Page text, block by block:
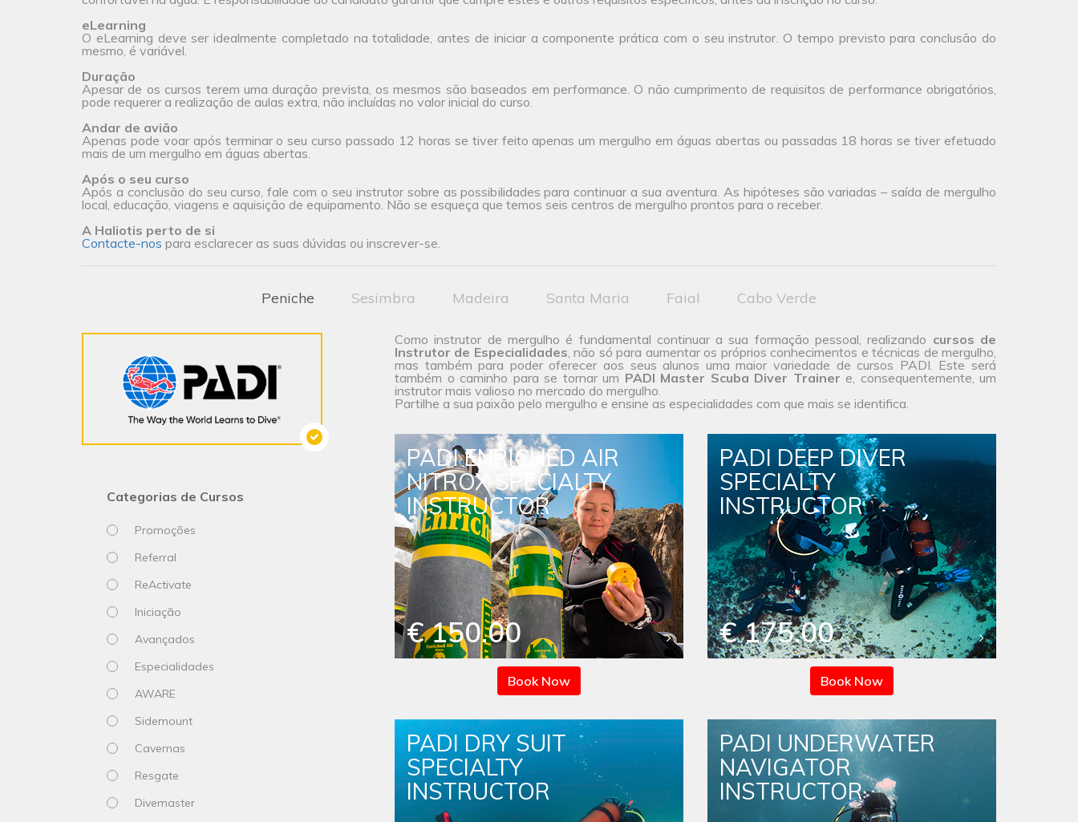
eLearning
O eLearning deve ser idealmente completado na totalidade, antes de iniciar a componente prática com o seu instrutor. O tempo previsto para conclusão do
mesmo, é variável.
Duração
Apesar de os cursos terem uma duração prevista, os mesmos são baseados em performance. O não cumprimento de requisitos de performance obrigatórios,
pode requerer a realização de aulas extra, não incluídas no valor inicial do curso.
Andar de avião
Apenas pode voar após terminar o seu curso passado 12 horas se tiver feito apenas um mergulho em águas abertas ou passadas 18 horas se tiver efetuado
mais de um mergulho em águas abertas.
Após o seu curso
Após a conclusão do seu curso, fale com o seu instrutor sobre as possibilidades para continuar a sua aventura. As hipóteses são variadas – saída de mergulho
local, educação, viagens e aquisição de equipamento. Não se esqueça que temos seis centros de mergulho prontos para o receber.
A Haliotis perto de si
Contacte-nos para esclarecer as suas dúvidas ou inscrever-se.
Peniche Sesimbra Madeira Santa Maria Faial Cabo Verde
Categorias de Cursos
Promoções
Referral
ReActivate
Iniciação
Avançados
Especialidades
AWARE
Sidemount
Cavernas
Resgate
Divemaster
Como instrutor de mergulho é fundamental continuar a sua formação pessoal, realizando cursos de
Instrutor de Especialidades, não só para aumentar os próprios conhecimentos e técnicas de mergulho,
mas também para poder oferecer aos seus alunos uma maior variedade de cursos PADI. Este será
também o caminho para se tornar um PADI Master Scuba Diver Trainer e, consequentemente, um
instrutor mais valioso no mercado do mergulho.
Partilhe a sua paixão pelo mergulho e ensine as especialidades com que mais se identifica.
PADI ENRICHED AIR
NITROX SPECIALTY
INSTRUCTOR
€ 150.00
Book Now
PADI DEEP DIVER
SPECIALTY
INSTRUCTOR
€ 175.00
Book Now
PADI DRY SUIT
SPECIALTY
INSTRUCTOR
PADI UNDERWATER
NAVIGATOR
INSTRUCTOR